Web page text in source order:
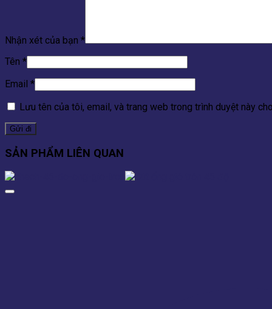
Nhận xét của bạn *
Tên *
Email *
Lưu tên của tôi, email, và trang web trong trình duyệt này
SẢN PHẨM LIÊN QUAN